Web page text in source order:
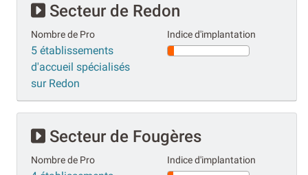
Secteur de Redon
Nombre de Pro
5 établissements
d'accueil spécialisés
sur Redon
Indice d'implantation
Secteur de Fougères
Nombre de Pro Indice d'implantation